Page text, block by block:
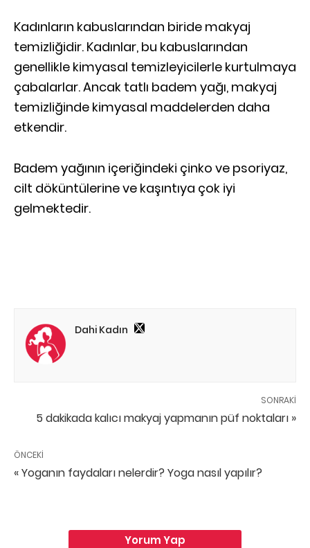
Kadınların kabuslarından biride makyaj
temizliğidir. Kadınlar, bu kabuslarından
genellikle kimyasal temizleyicilerle kurtulmaya
çabalarlar. Ancak tatlı badem yağı, makyaj
temizliğinde kimyasal maddelerden daha
etkendir.
Badem yağının içeriğindeki çinko ve psoriyaz,
cilt döküntülerine ve kaşıntıya çok iyi
gelmektedir.
Dahi Kadın
SONRAKI
5 dakikada kalıcı makyaj yapmanın püf noktaları »
ÖNCEKI
« Yoganın faydaları nelerdir? Yoga nasıl yapılır?
Yorum Yap